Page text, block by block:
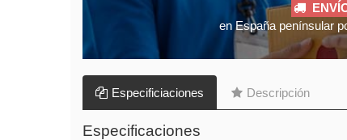
en España penínsular
Especificiaciones Descripción
Especificaciones